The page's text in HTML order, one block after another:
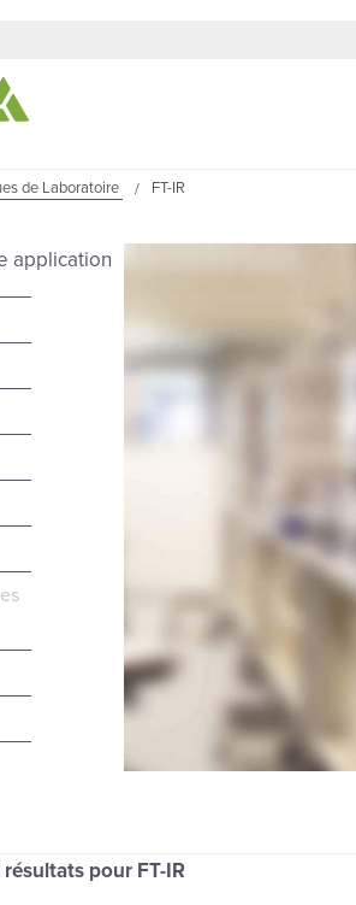
de Laboratoire FT-IR
application
résultats pour FT-IR